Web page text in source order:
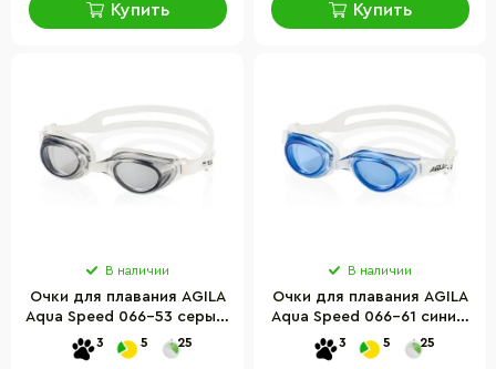
Купить Купить
В наличии
Очки для плавания AGILA
Aqua Speed 066-53 серый,
прозрачный, OSFM
3 5 25
В наличии
Очки для плавания AGILA
Aqua Speed 066-61 синий,
прозрачный, OSFM
3 5 25